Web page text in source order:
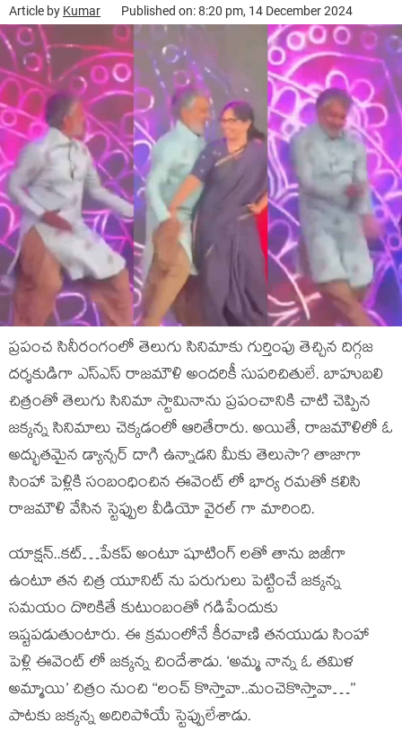
Article by Kumar Published on: 8:20 pm, 14 December 2024
ప్రపంచ సినీరంగంలో తెలుగు సినిమాకు గుర్తింపు తెచ్చిన దిగ్గజ
దర్శకుడిగా ఎస్ఎస్ రాజమౌళి అందరికీ సుపరిచితులే. బాహుబలి
చిత్రంతో తెలుగు సినిమా స్టామినాను ప్రపంచానికి చాటి చెప్పిన
జక్కన్న సినిమాలు చెక్కడంలో ఆరితేరారు. అయితే, రాజమౌళిలో ఓ
అద్భుతమైన డ్యాన్సర్ దాగి ఉన్నాడని మీకు తెలుసా? తాజాగా
సింహా పెళ్లికి సంబంధించిన ఈవెంట్ లో భార్య రమతో కలిసి
రాజమౌళి వేసిన స్టెప్పుల వీడియో వైరల్ గా మారింది.
యాక్షన్..కట్…పేకప్ అంటూ షూటింగ్ లతో తాను బిజీగా
ఉంటూ తన చిత్ర యూనిట్ ను పరుగులు పెట్టించే జక్కన్న
సమయం దొరికితే కుటుంబంతో గడిపేందుకు
ఇష్టపడుతుంటారు. ఈ క్రమంలోనే కీరవాణి తనయుడు సింహా
పెళ్లి ఈవెంట్ లో జక్కన్న చిందేశాడు. ‘అమ్మ నాన్న ఓ తమిళ
అమ్మాయి’ చిత్రం నుంచి ‘‘లంచ్ కొస్తావా..మంచెకొస్తావా…’’
పాటకు జక్కన్న అదిరిపోయే స్టెప్పులేశాడు.